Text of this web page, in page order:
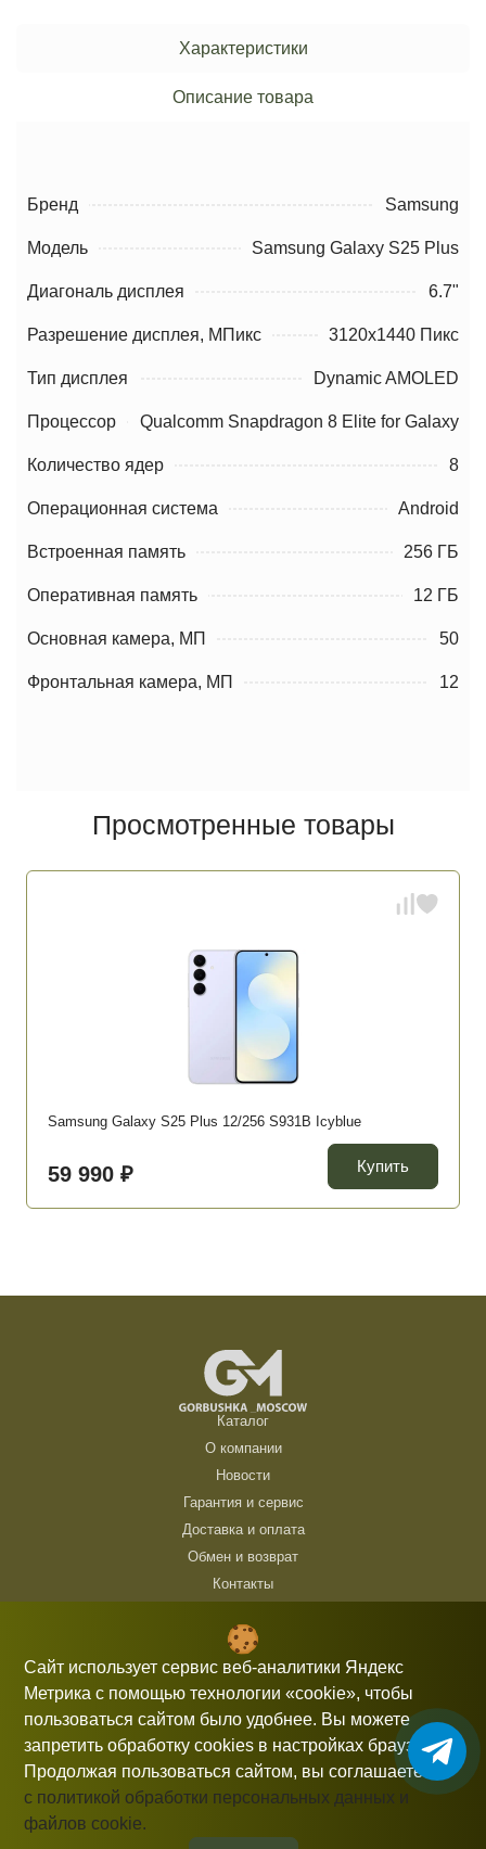
Характеристики
Описание товара
Бренд Samsung
Модель Samsung Galaxy S25 Plus
Диагональ дисплея 6.7"
Разрешение дисплея, МПикс 3120x1440 Пикс
Тип дисплея Dynamic AMOLED
Процессор Qualcomm Snapdragon 8 Elite for Galaxy
Количество ядер 8
Операционная система Android
Встроенная память 256 ГБ
Оперативная память 12 ГБ
Основная камера, МП 50
Фронтальная камера, МП 12
Просмотренные товары
Samsung Galaxy S25 Plus 12/256 S931B Icyblue
59 990 ₽ Купить
Каталог
О компании
Новости
Гарантия и сервис
Доставка и оплата
Обмен и возврат
Контакты
10:00 — 21:00 без выходных
gorbushka-moscow@yandex.ru
Информация, представленная на сайте, не является публичной
Сайт использует сервис веб-аналитики Яндекс
Метрика с помощью технологии «cookie», чтобы
пользоваться сайтом было удобнее. Вы можете
запретить обработку cookies в настройках браузера.
Продолжая пользоваться сайтом, вы соглашаетесь
с политикой обработки персональных данных и
файлов cookie.